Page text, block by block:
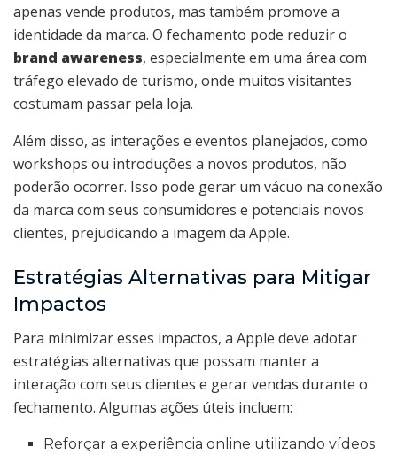
apenas vende produtos, mas também promove a
identidade da marca. O fechamento pode reduzir o
brand awareness, especialmente em uma área com
tráfego elevado de turismo, onde muitos visitantes
costumam passar pela loja.
Além disso, as interações e eventos planejados, como
workshops ou introduções a novos produtos, não
poderão ocorrer. Isso pode gerar um vácuo na conexão
da marca com seus consumidores e potenciais novos
clientes, prejudicando a imagem da Apple.
Estratégias Alternativas para Mitigar
Impactos
Para minimizar esses impactos, a Apple deve adotar
estratégias alternativas que possam manter a
interação com seus clientes e gerar vendas durante o
fechamento. Algumas ações úteis incluem:
Reforçar a experiência online utilizando vídeos